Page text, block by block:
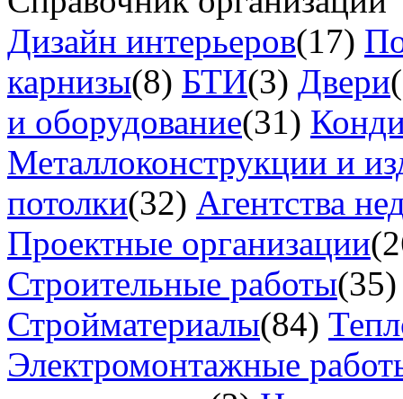
Дизайн интерьеров(17)
карнизы(8) БТИ(3) Двери
и оборудование(31)
Металлоконструкции и
потолки(32) Агентства
Проектные организации
Строительные работы(35)
Стройматериалы(84)
Электромонтажные